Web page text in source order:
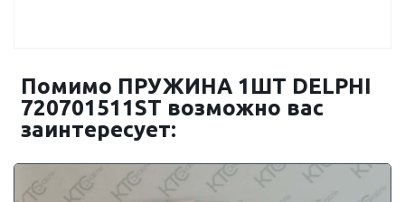
Помимо ПРУЖИНА 1ШТ DELPHI
720701511ST возможно вас
заинтересует: